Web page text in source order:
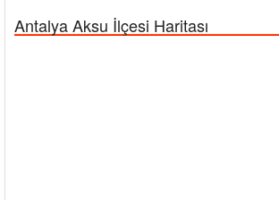
Antalya Aksu İlçesi Haritası